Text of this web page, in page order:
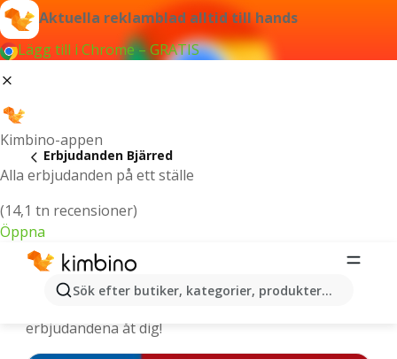
Aktuella reklamblad alltid till hands
Lägg till i Chrome – GRATIS
Kimbino-appen
Alla erbjudanden på ett ställe
(14,1 tn recensioner)
Öppna
Sök efter butiker, kategorier, produkter...
Erbjudanden Bjärred
Bjärred - De senaste erbjudandena
erbjudandena åt dig!